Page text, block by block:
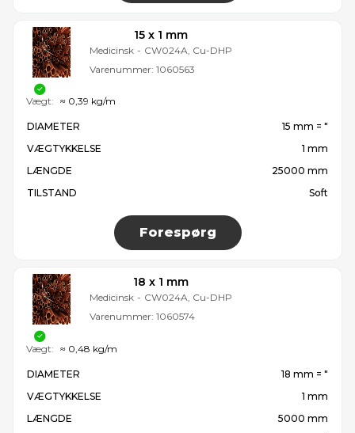
15 x 1 mm
Medicinsk - CW024A, Cu-DHP
Varenummer: 1060563
DIAMETER
15 mm = ″
VÆGTYKKELSE
1 mm
LÆNGDE
25000 mm
TILSTAND
Soft
Forespørg
Vægt: ≈ 0,39 kg/m
18 x 1 mm
Medicinsk - CW024A, Cu-DHP
Varenummer: 1060574
DIAMETER
18 mm = ″
VÆGTYKKELSE
1 mm
LÆNGDE
5000 mm
Vægt: ≈ 0,48 kg/m